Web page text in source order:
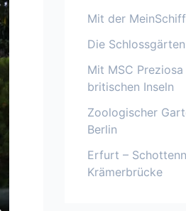
Mit der
Die
Mit MSC
britischen Inseln
Zoologischer
Berlin
Erfurt –
Krämerbrücke